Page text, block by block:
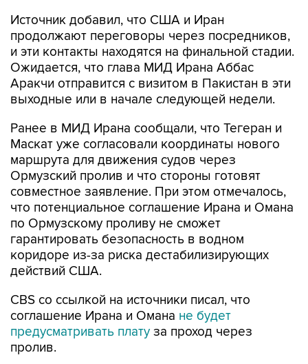
Источник добавил, что США и Иран
продолжают переговоры через посредников,
и эти контакты находятся на финальной стадии.
Ожидается, что глава МИД Ирана Аббас
Аракчи отправится с визитом в Пакистан в эти
выходные или в начале следующей недели.
Ранее в МИД Ирана сообщали, что Тегеран и
Маскат уже согласовали координаты нового
маршрута для движения судов через
Ормузский пролив и что стороны готовят
совместное заявление. При этом отмечалось,
что потенциальное соглашение Ирана и Омана
по Ормузскому проливу не сможет
гарантировать безопасность в водном
коридоре из-за риска дестабилизирующих
действий США.
CBS со ссылкой на источники писал, что
соглашение Ирана и Омана не будет
предусматривать плату за проход через
пролив.